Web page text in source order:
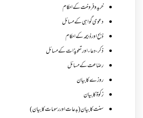
خرید و فروخت کے احکام
دعوی گواہی کے مسائل
ذبح اور ذبیحہ کے احکام
ذکر،دعاء اور تعویذات کے مسائل
رضاعت کے مسائل
روزے کا بیان
زکوة کابیان
سنت کا بیان (بدعات اور رسومات کا بیان)